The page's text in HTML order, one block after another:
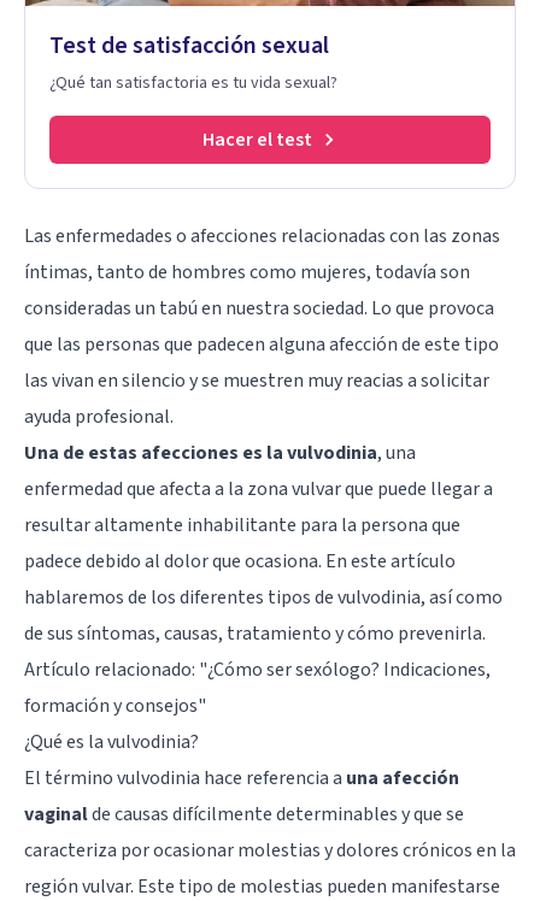
Test de satisfacción sexual
¿Qué tan satisfactoria es tu vida sexual?
Hacer el test
Las enfermedades o afecciones relacionadas con las zonas
íntimas, tanto de hombres como mujeres, todavía son
consideradas un tabú en nuestra sociedad. Lo que provoca
que las personas que padecen alguna afección de este tipo
las vivan en silencio y se muestren muy reacias a solicitar
ayuda profesional.
Una de estas afecciones es la vulvodinia, una
enfermedad que afecta a la zona vulvar que puede llegar a
resultar altamente inhabilitante para la persona que
padece debido al dolor que ocasiona. En este artículo
hablaremos de los diferentes tipos de vulvodinia, así como
de sus síntomas, causas, tratamiento y cómo prevenirla.
Artículo relacionado: "¿Cómo ser sexólogo? Indicaciones,
formación y consejos"
¿Qué es la vulvodinia?
El término vulvodinia hace referencia a una afección
vaginalde causas difícilmente determinables y que se
caracteriza por ocasionar molestias y dolores crónicos en la
región vulvar. Este tipo de molestias pueden manifestarse